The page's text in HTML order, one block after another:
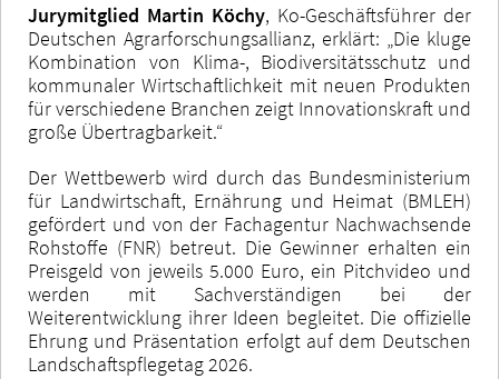
Jurymitglied Martin Köchy, Ko-Geschäftsführer der
Deutschen Agrarforschungsallianz, erklärt: „Die kluge
Kombination von Klima-, Biodiversitätsschutz und
kommunaler Wirtschaftlichkeit mit neuen Produkten
für verschiedene Branchen zeigt Innovationskraft und
große Übertragbarkeit.“
Der Wettbewerb wird durch das Bundesministerium
für Landwirtschaft, Ernährung und Heimat (BMLEH)
gefördert und von der Fachagentur Nachwachsende
Rohstoffe (FNR) betreut. Die Gewinner erhalten ein
Preisgeld von jeweils 5.000 Euro, ein Pitchvideo und
werden mit Sachverständigen bei der
Weiterentwicklung ihrer Ideen begleitet. Die offizielle
Ehrung und Präsentation erfolgt auf dem Deutschen
Landschaftspflegetag 2026.